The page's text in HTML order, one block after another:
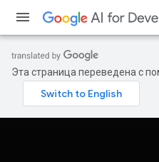
Эта страница переведена с